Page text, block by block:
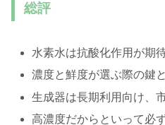
総評
水素水は抗酸化作用が期
濃度と鮮度が選ぶ際の鍵
生成器は長期利用向け、
高濃度だからといって必